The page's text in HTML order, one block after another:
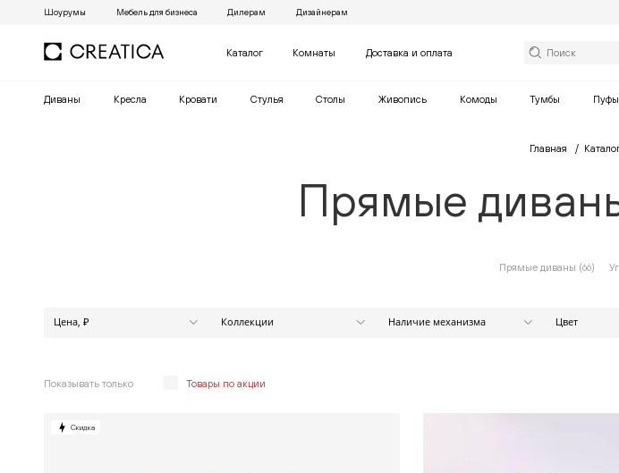
Шоурумы Мебель для бизнеса Дилерам Дизайнерам
Каталог Комнаты Доставка и оплата
Диваны Кресла Кровати Cтулья Столы Живопись Комоды Тумбы Пуфы
Главная
Прямые
Прямые диваны (66)
Цена, ₽
Коллекции
АПЕКС
Наличие механизма
Цвет
Показывать только Товары по акции
Скидка